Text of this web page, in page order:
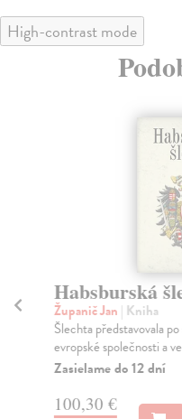
High-contrast mode
Habsburská
Županič Jan | Kniha
Šlechta představovala
evropské společnosti a
Zasielame do 12 dní
100,30 €